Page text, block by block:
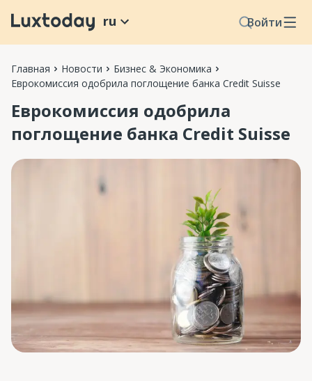
Войти
ru
Главная Новости
Бизнес & Экономика
Еврокомиссия одобрила поглощение банка Credit Suisse
Еврокомиссия одобрила
поглощение банка Credit Suisse